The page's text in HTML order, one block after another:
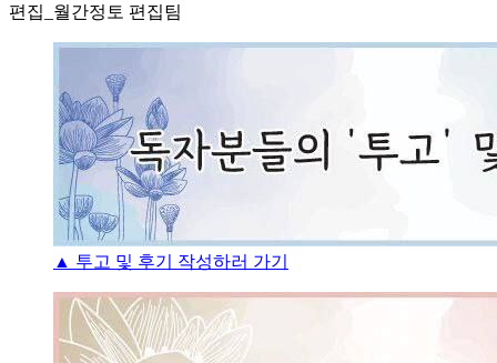
편집_월간정토 편집팀
▲ 투고 및 후기 작성하러 가기